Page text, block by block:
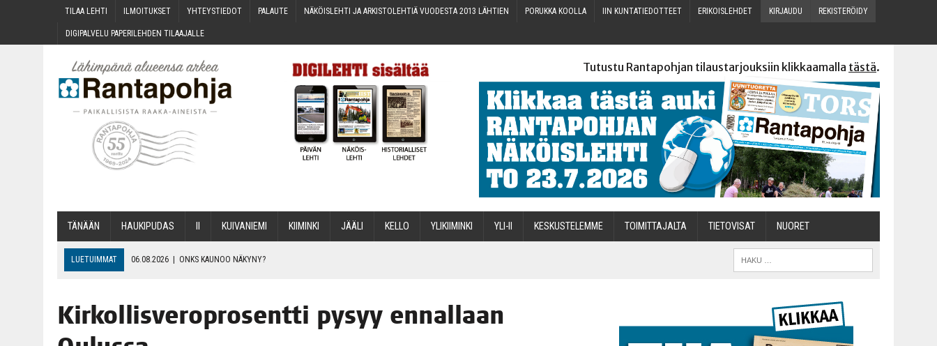
TILAA LEH­TI ILMOI­TUK­SET YHTEYS­TIE­DOT PALAU­TE NÄKÖIS­LEH­TI JA ARKIS­TO­LEH­TIÄ VUO­DES­TA 2013 LÄHTIEN PORUK­KA KOOLLA IIN KUN­TA­TIE­DOT­TEET ERI­KOIS­LEH­DET KIR­JAU­DU REKIS­TE­RÖI­DY
DIGI­PAL­VE­LU PAPE­RI­LEH­DEN TILAAJALLE
Tutustu Rantapohjan tilaustarjouksiin klikkaamalla tästä.
TÄNÄÄN HAU­KI­PU­DAS KUI­VA­NIE­MI KII­MIN­KI JÄÄ­LI KEL­LO YLI­KII­MIN­KI YLI-II KES­KUS­TE­LEM­ME TOI­MIT­TA­JAL­TA TIETOVISAT NUO­RET
LUETUIMMAT 06.08.2026 | ONKS KAU­NOO NÄKYNY?
06.08.2026 OPIN­TOI­HIN KAN­SA­LAIS­OPIS­TOS­SA VOI SAA­DA AVUSTUSTA
Kir­kol­lis­ve­ro­pro­sent­ti pysyy ennal­laan